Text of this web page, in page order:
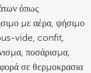
όπως
με αέρα, ψήσιμο
vide, confit,
ποσάρισμα,
σε θερμοκρασια